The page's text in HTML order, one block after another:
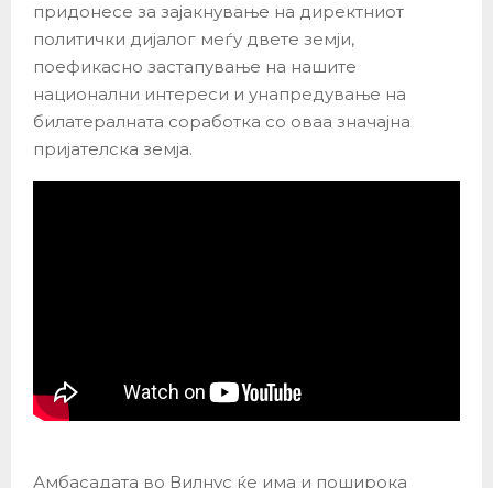
придонесе за зајакнување на директниот
политички дијалог меѓу двете земји,
поефикасно застапување на нашите
национални интереси и унапредување на
билатералната соработка со оваа значајна
пријателска земја.
Амбасадата во Вилнус ќе има и поширока